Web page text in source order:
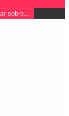
sobre...